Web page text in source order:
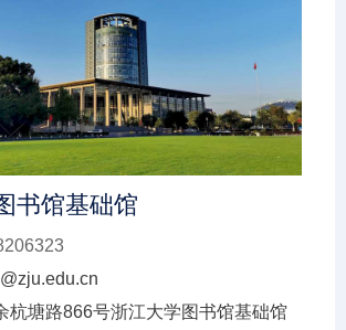
书馆基础馆
杭塘路866号浙江大学图书馆基础馆